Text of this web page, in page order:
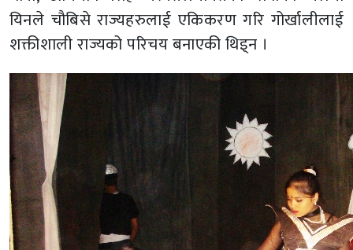
यिनले चौबिसे राज्यहरुलाई एकिकरण गरि गोर्खालीलाई
शक्तीशाली राज्यको परिचय बनाएकी थिइ्न ।